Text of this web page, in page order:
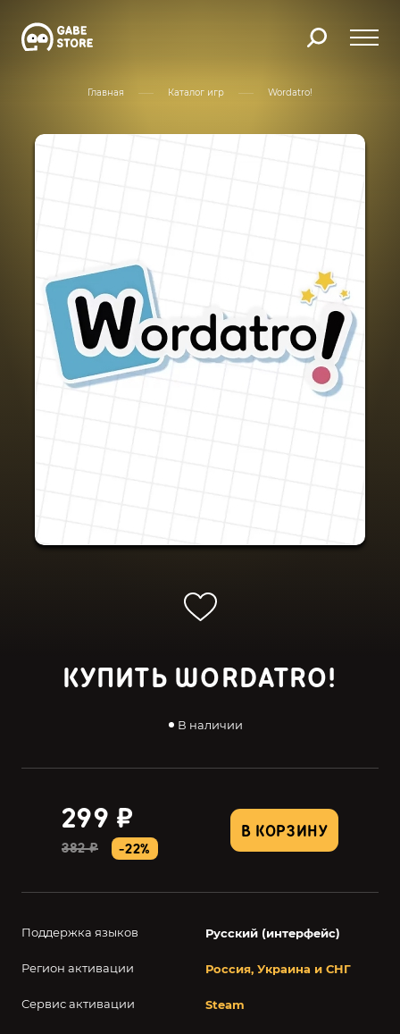
Главная Каталог игр Wordatro!
КУПИТЬ WORDATRO!
В наличии
В КОРЗИНУ
299 ₽
382 ₽ -22%
Поддержка языков Русский (интерфейс)
Регион активации Россия, Украина и СНГ
Сервис активации Steam